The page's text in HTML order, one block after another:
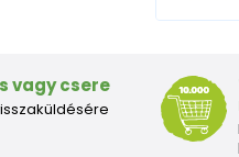
vagy csere